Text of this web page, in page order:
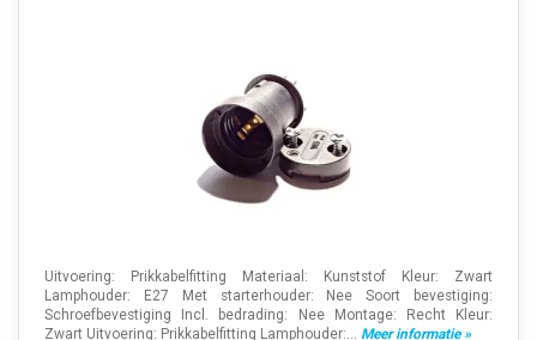
Uitvoering: Prikkabelfitting Materiaal: Kunststof Kleur: Zwart
Lamphouder: E27 Met starterhouder: Nee Soort bevestiging:
Schroefbevestiging Incl. bedrading: Nee Montage: Recht Kleur:
Zwart Uitvoering: Prikkabelfitting Lamphouder:... Meer informatie »